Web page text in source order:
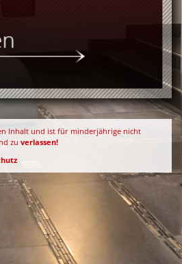
Inhalt und ist für minderjährige nicht
zu verlassen!